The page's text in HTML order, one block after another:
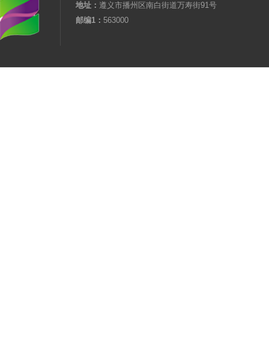
地址： 遵义市播州区南白街道万寿街91号
邮编1： 563000